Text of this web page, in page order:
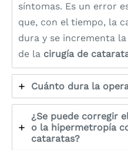
síntomas. Es un error
que, con el tiempo, la
dura y se incrementa
de la cirugía de
Cuánto dura la
¿Se puede corregir
o la hipermetropía
cataratas?